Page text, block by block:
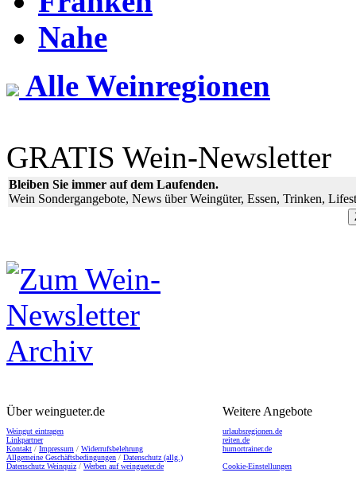
Nahe
Alle Weinregionen
GRATIS Wein-Newsletter
Bleiben Sie immer auf dem Laufenden.
Wein Sondergangebote, News über Weingüter, Essen, Trinken,
Über weingueter.de
Weingut eintragen
Linkpartner
Kontakt / Impressum / Widerrufsbelehrung
Allgemeine Geschäftsbedingungen / Datenschutz (allg.)
Datenschutz Weinquiz / Werben auf weingueter.de
Weitere Angebote
urlaubsregionen.de
reiten.de
humortrainer.de
Cookie-Einstellungen